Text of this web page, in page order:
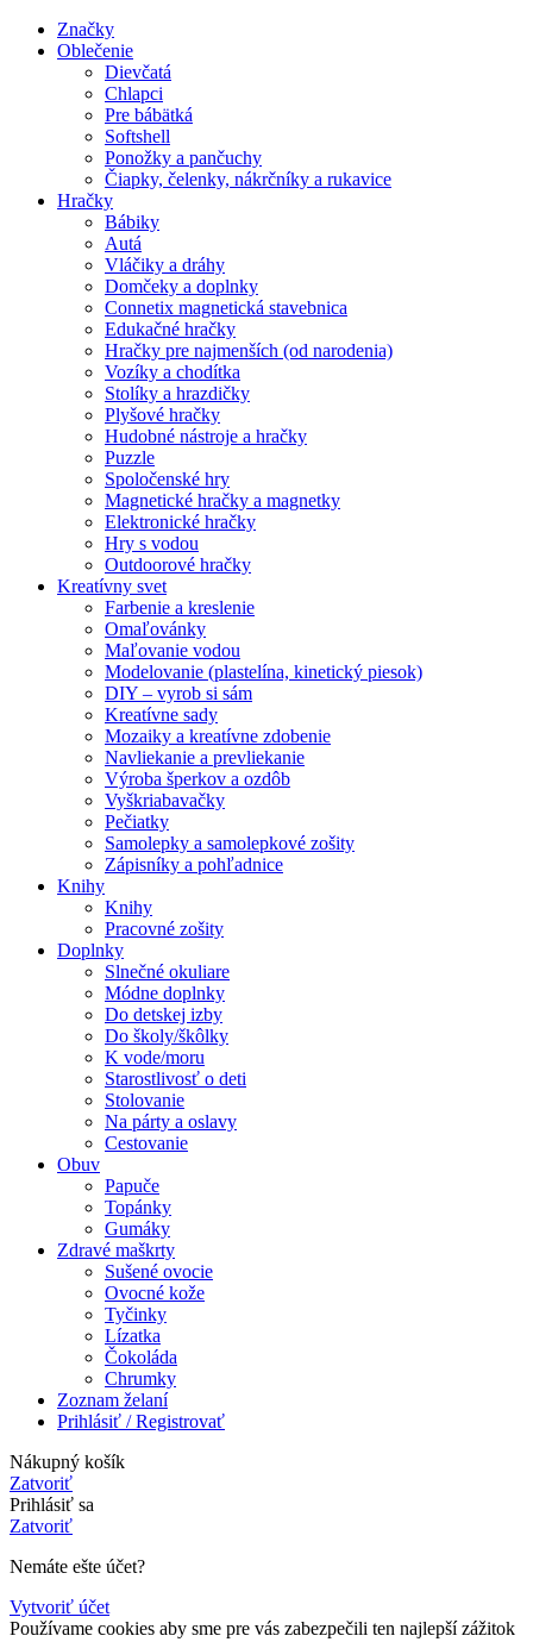
Značky
Oblečenie
Dievčatá
Chlapci
Pre bábätká
Softshell
Ponožky a pančuchy
Čiapky, čelenky, nákrčníky a rukavice
Hračky
Bábiky
Autá
Vláčiky a dráhy
Domčeky a doplnky
Connetix magnetická stavebnica
Edukačné hračky
Hračky pre najmenších (od narodenia)
Vozíky a chodítka
Stolíky a hrazdičky
Plyšové hračky
Hudobné nástroje a hračky
Puzzle
Spoločenské hry
Magnetické hračky a magnetky
Elektronické hračky
Hry s vodou
Outdoorové hračky
Kreatívny svet
Farbenie a kreslenie
Omaľovánky
Maľovanie vodou
Modelovanie (plastelína, kinetický piesok)
DIY – vyrob si sám
Kreatívne sady
Mozaiky a kreatívne zdobenie
Navliekanie a prevliekanie
Výroba šperkov a ozdôb
Vyškriabavačky
Pečiatky
Samolepky a samolepkové zošity
Zápisníky a pohľadnice
Knihy
Knihy
Pracovné zošity
Doplnky
Slnečné okuliare
Módne doplnky
Do detskej izby
Do školy/škôlky
K vode/moru
Starostlivosť o deti
Stolovanie
Na párty a oslavy
Cestovanie
Obuv
Papuče
Topánky
Gumáky
Zdravé maškrty
Sušené ovocie
Ovocné kože
Tyčinky
Lízatka
Čokoláda
Chrumky
Zoznam želaní
Prihlásiť / Registrovať
Nákupný košík
Zatvoriť
Prihlásiť sa
Zatvoriť
Nemáte ešte účet?
Vytvoriť účet
Používame cookies aby sme pre vás zabezpečili ten najlepší zážitok